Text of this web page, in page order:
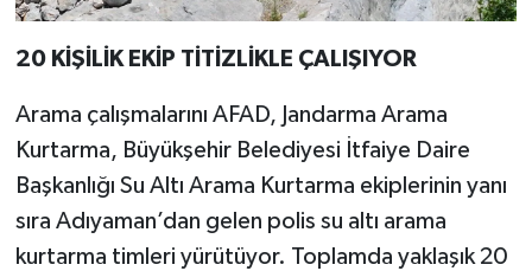
20 KİŞİLİK EKİP TİTİZLİKLE ÇALIŞIYOR
Arama çalışmalarını AFAD, Jandarma Arama
Kurtarma, Büyükşehir Belediyesi İtfaiye Daire
Başkanlığı Su Altı Arama Kurtarma ekiplerinin yanı
sıra Adıyaman’dan gelen polis su altı arama
kurtarma timleri yürütüyor. Toplamda yaklaşık 20